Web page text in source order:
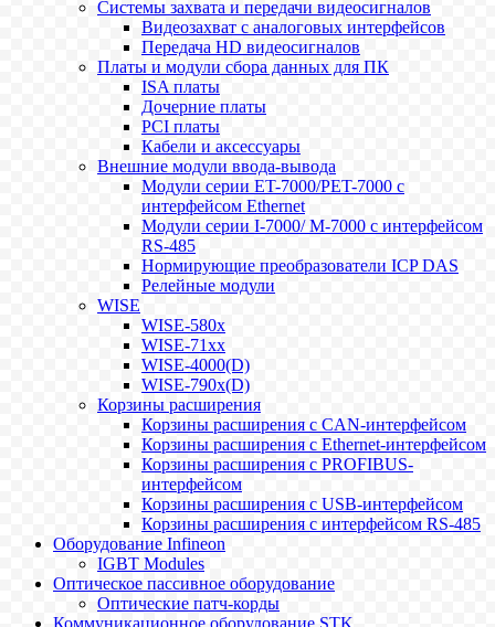
Системы захвата и передачи видеосигналов
Видеозахват с аналоговых интерфейсов
Передача HD видеосигналов
Платы и модули сбора данных для ПК
ISA платы
Дочерние платы
PCI платы
Кабели и аксессуары
Внешние модули ввода-вывода
Модули серии ET-7000/PET-7000 с
интерфейсом Ethernet
Модули серии I-7000/ M-7000 с интерфейсом
RS-485
Нормирующие преобразователи ICP DAS
Релейные модули
WISE
WISE-580x
WISE-71xx
WISE-4000(D)
WISE-790x(D)
Корзины расширения
Корзины расширения с CAN-интерфейсом
Корзины расширения с Ethernet-интерфейсом
Корзины расширения с PROFIBUS-
интерфейсом
Корзины расширения с USB-интерфейсом
Корзины расширения с интерфейсом RS-485
Оборудование Infineon
IGBT Modules
Оптическое пассивное оборудование
Оптические патч-корды
Коммуникационное оборудование STK